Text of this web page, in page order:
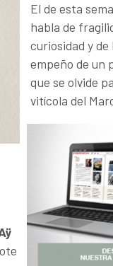
El de esta
habla de
curiosidad y
empeño de un
que se olvide
vitícola del